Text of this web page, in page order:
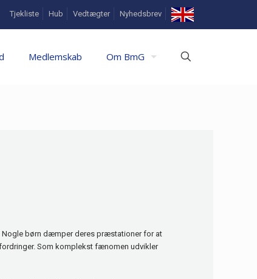
Tjekliste Hub Vedtægter Nyhedsbrev
In
Medlemskab Om BmG
Nogle børn dæmper deres præstationer for at
Som komplekst fænomen udvikler